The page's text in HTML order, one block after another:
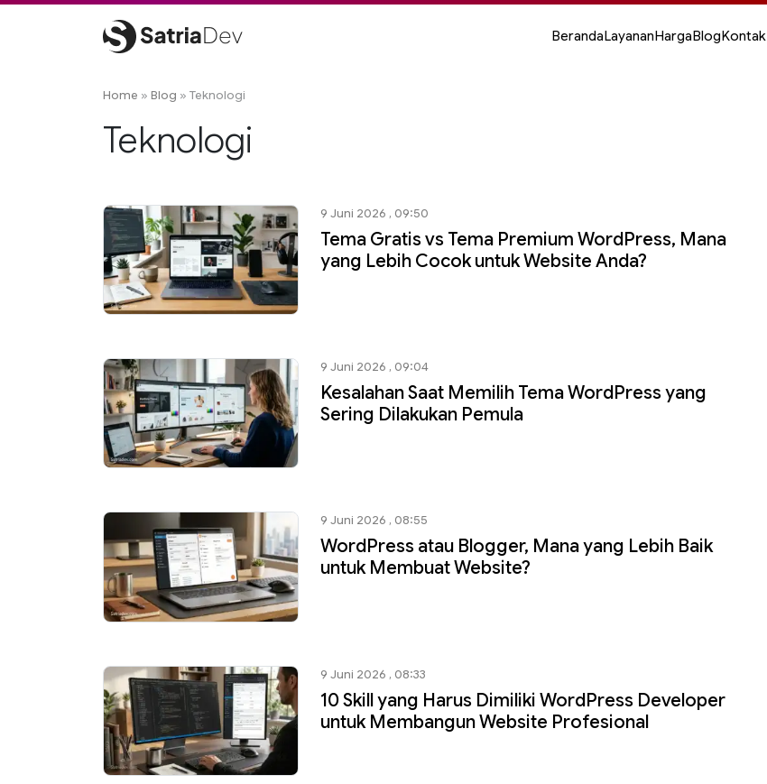
Skip
BerandaLayananHargaBlogKontak
Home » Blog » Teknologi
Teknologi
9 Juni 2026 , 09:50
Tema Gratis vs Tema Premium WordPress, Mana
yang Lebih Cocok untuk Website Anda?
9 Juni 2026 , 09:04
Kesalahan Saat Memilih Tema WordPress yang
Sering Dilakukan Pemula
9 Juni 2026 , 08:55
WordPress atau Blogger, Mana yang Lebih Baik
untuk Membuat Website?
9 Juni 2026 , 08:33
10 Skill yang Harus Dimiliki WordPress Developer
untuk Membangun Website Profesional